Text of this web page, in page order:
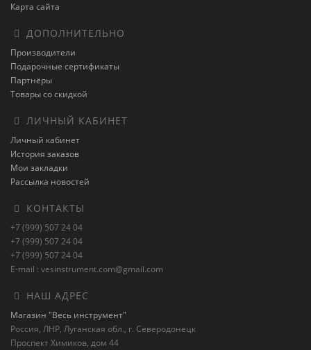
Карта сайта
ДОПОЛНИТЕЛЬНО
Производители
Подарочные сертификаты
Партнёры
Товары со скидкой
ЛИЧНЫЙ КАБИНЕТ
Личный кабинет
История заказов
Мои закладки
Рассылка новостей
КОНТАКТЫ
+7 (999) 507 24 04
+7 (999) 507 24 04
+7 (999) 507 24 04
E-mail : vesinstrument.com@gmail.com
НАШ АДРЕС
Магазин "Весь инструмент"
Россия, ЛНР, Луганская обл., г. Северодонецк
Проспект Химиков, дом 44